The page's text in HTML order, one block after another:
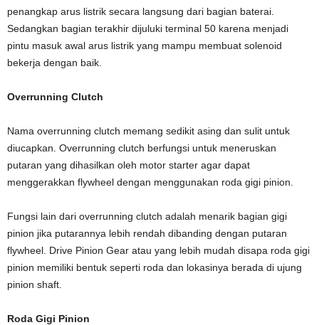
penangkap arus listrik secara langsung dari bagian baterai.
Sedangkan bagian terakhir dijuluki terminal 50 karena menjadi
pintu masuk awal arus listrik yang mampu membuat solenoid
bekerja dengan baik.
Overrunning Clutch
Nama overrunning clutch memang sedikit asing dan sulit untuk
diucapkan. Overrunning clutch berfungsi untuk meneruskan
putaran yang dihasilkan oleh motor starter agar dapat
menggerakkan flywheel dengan menggunakan roda gigi pinion.
Fungsi lain dari overrunning clutch adalah menarik bagian gigi
pinion jika putarannya lebih rendah dibanding dengan putaran
flywheel. Drive Pinion Gear atau yang lebih mudah disapa roda gigi
pinion memiliki bentuk seperti roda dan lokasinya berada di ujung
pinion shaft.
Roda Gigi Pinion